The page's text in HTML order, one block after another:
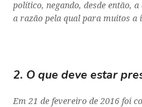
político, negando, desde então,
a razão pela qual para muitos a
2. O que deve estar
Em 21 de fevereiro de 2016 foi